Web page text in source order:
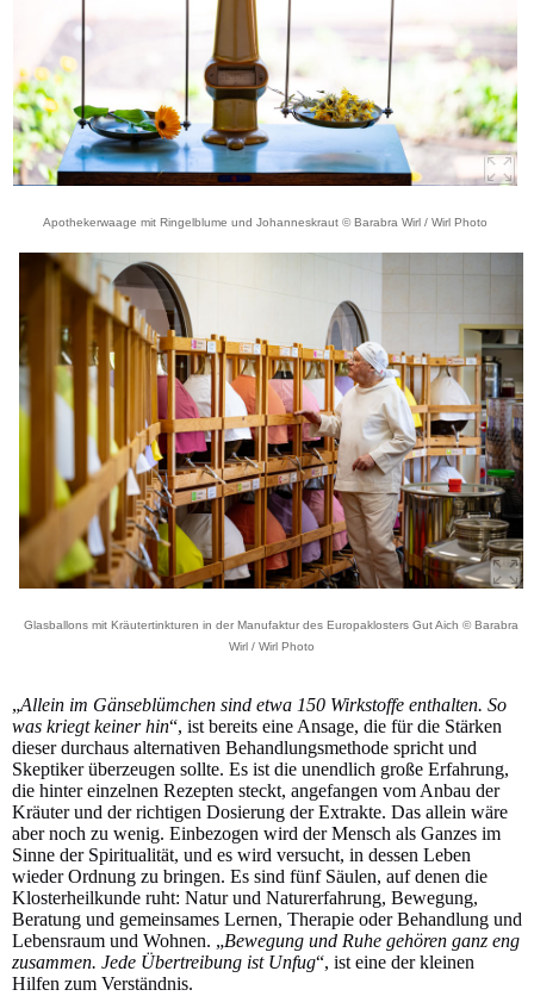
Apothekerwaage mit Ringelblume und Johanneskraut © Barabra Wirl / Wirl Photo
Glasballons mit Kräutertinkturen in der Manufaktur des Europaklosters Gut Aich © Barabra
Wirl / Wirl Photo
„Allein im Gänseblümchen sind etwa 150 Wirkstoffe enthalten. So
was kriegt keiner hin“, ist bereits eine Ansage, die für die Stärken
dieser durchaus alternativen Behandlungsmethode spricht und
Skeptiker überzeugen sollte. Es ist die unendlich große Erfahrung,
die hinter einzelnen Rezepten steckt, angefangen vom Anbau der
Kräuter und der richtigen Dosierung der Extrakte. Das allein wäre
aber noch zu wenig. Einbezogen wird der Mensch als Ganzes im
Sinne der Spiritualität, und es wird versucht, in dessen Leben
wieder Ordnung zu bringen. Es sind fünf Säulen, auf denen die
Klosterheilkunde ruht: Natur und Naturerfahrung, Bewegung,
Beratung und gemeinsames Lernen, Therapie oder Behandlung und
Lebensraum und Wohnen. „Bewegung und Ruhe gehören ganz eng
zusammen. Jede Übertreibung ist Unfug“, ist eine der kleinen
Hilfen zum Verständnis.